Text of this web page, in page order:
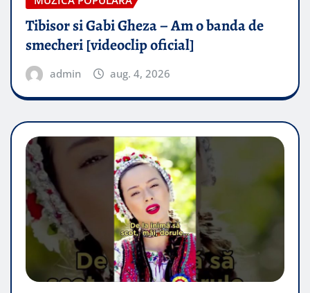
Tibisor si Gabi Gheza – Am o banda de
smecheri [videoclip oficial]
admin aug. 4, 2026